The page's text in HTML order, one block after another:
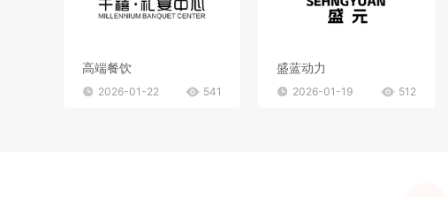
高端餐饮
2026-01-22 541
盛蓝动力
2026-01-19 512